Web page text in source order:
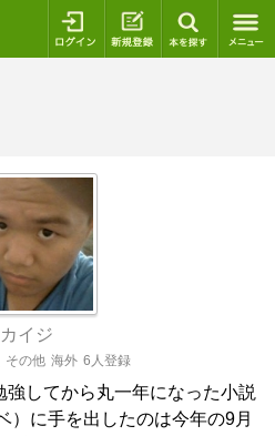
ログイン 新規登録
カイジ
その他 海外 6人登録
してから丸一年になった小説
）に手を出したのは今年の9月